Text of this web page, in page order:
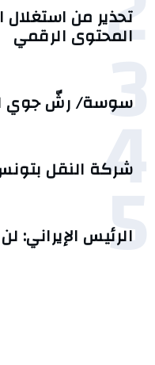
تحذير من استغلال
المحتوى الرقمي
3
سوسة/ رشّ جوي
4
شركة النقل
5
الرئيس